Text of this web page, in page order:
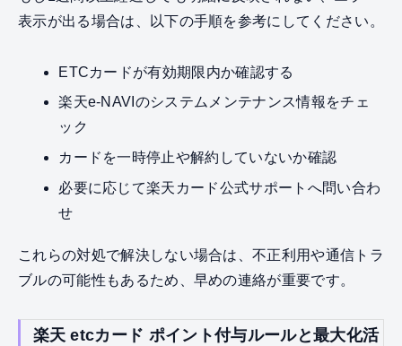
表示が出る場合は、以下の手順を参考にしてください。
ETCカードが有効期限内か確認する
楽天e-NAVIのシステムメンテナンス情報をチェ
ック
カードを一時停止や解約していないか確認
必要に応じて楽天カード公式サポートへ問い合わ
せ
これらの対処で解決しない場合は、不正利用や通信トラ
ブルの可能性もあるため、早めの連絡が重要です。
楽天 etcカード ポイント付与ルールと最大化活